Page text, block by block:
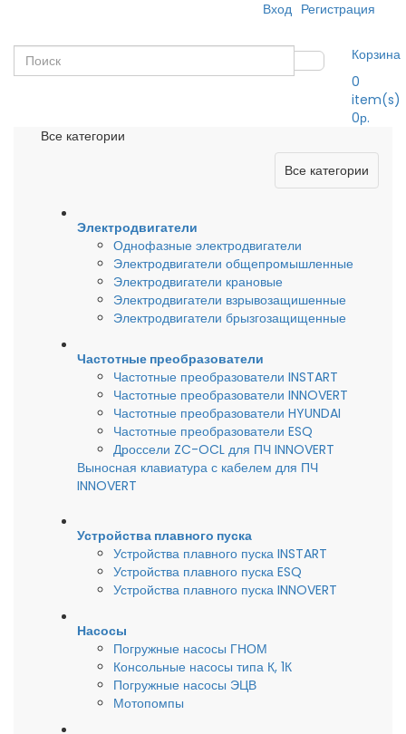
Вход Регистрация
Корзина
0
item(s)
0р.
Все категории
Все категории
Электродвигатели
Однофазные электродвигатели
Электродвигатели общепромышленные
Электродвигатели крановые
Электродвигатели взрывозащишенные
Электродвигатели брызгозащищенные
Частотные преобразователи
Частотные преобразователи INSTART
Частотные преобразователи INNOVERT
Частотные преобразователи HYUNDAI
Частотные преобразователи ESQ
Дроссели ZC-OCL для ПЧ INNOVERT
Выносная клавиатура с кабелем для ПЧ
INNOVERT
Устройства плавного пуска
Устройства плавного пуска INSTART
Устройства плавного пуска ESQ
Устройства плавного пуска INNOVERT
Насосы
Погружные насосы ГНОМ
Консольные насосы типа К, 1К
Погружные насосы ЭЦВ
Мотопомпы